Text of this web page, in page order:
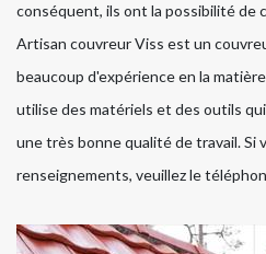
conséquent, ils ont la possibilité de
Artisan couvreur Viss est un
beaucoup d'expérience en la
utilise des matériels et des outils
une très bonne qualité de travail. Si
renseignements, veuillez le